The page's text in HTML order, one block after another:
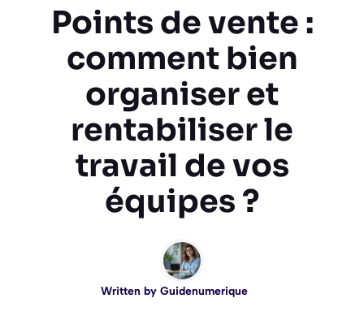
Points de vente :
comment bien
organiser et
rentabiliser le
travail de vos
équipes ?
Written by Guidenumerique